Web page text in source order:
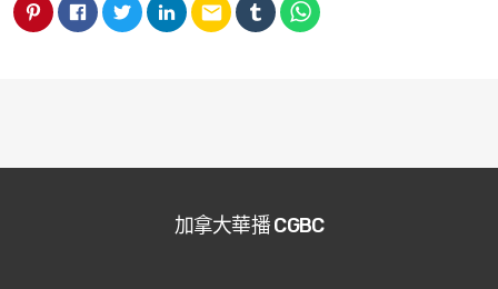
email
加拿大華播 CGBC